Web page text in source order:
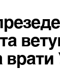
врати